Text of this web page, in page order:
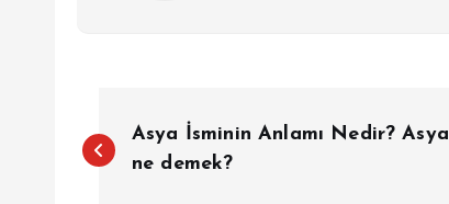
a
Asya İsminin Anlamı Nedir? Asya
ne demek?